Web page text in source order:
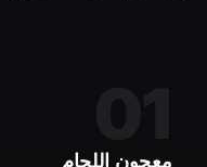
معجون اللحام